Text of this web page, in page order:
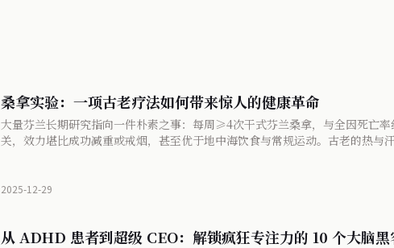
桑拿实验：一项古老疗法如何带来惊人的健康革命
大量芬兰长期研究指向一件朴素之事：每周≥4次干式芬兰桑拿，与全因死亡
关，效力堪比成功减重或戒烟，甚至优于地中海饮食与常规运动。古老的热与
2025-12-29
从 ADHD 患者到超级 CEO：解锁疯狂专注力的 10 个大脑黑